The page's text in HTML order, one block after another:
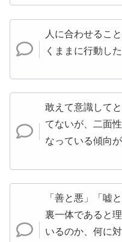
人に合わせるこ
くままに行動し
敢えて意識して
てないが、二面
なっている傾向が
「善と悪」「嘘
裏一体であると
いるのか、何に